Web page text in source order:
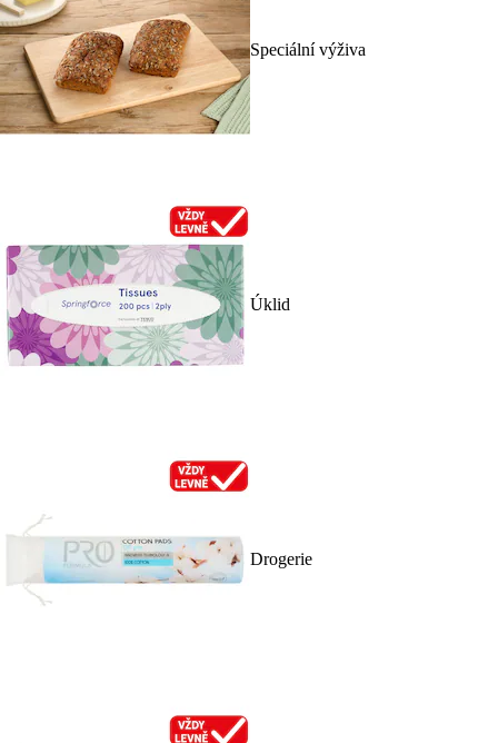
Speciální výživa
Úklid
Drogerie